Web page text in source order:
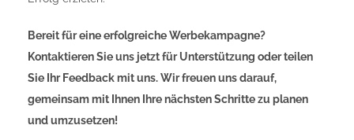
Bereit für eine erfolgreiche Werbekampagne?
Kontaktieren Sie uns jetzt für Unterstützung oder teilen
Sie Ihr Feedback mit uns. Wir freuen uns darauf,
gemeinsam mit Ihnen Ihre nächsten Schritte zu planen
und umzusetzen!